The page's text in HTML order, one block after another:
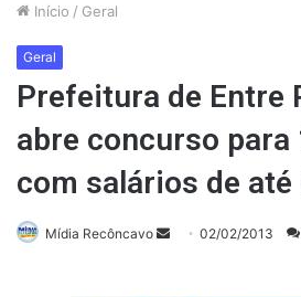
Início / Geral
Geral
Prefeitura de Entre
abre concurso para
com salários de até
Mídia Recôncavo
Mande02/02/2013